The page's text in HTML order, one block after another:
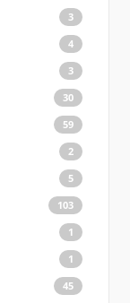
3
4
3
30
59
2
5
103
1
1
45